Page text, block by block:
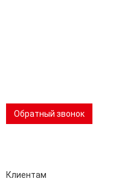
Обратный звонок
Клиентам